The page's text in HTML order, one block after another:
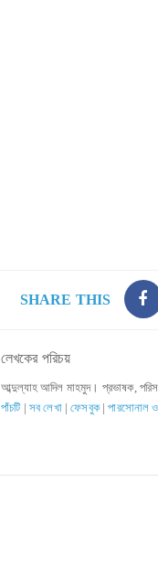
SHARE THIS
লেখকের পরিচয়
আব্দুল্যাহ আদিল মাহমুদ। প্রভাষক,
পাঁচটি | সব লেখা|ফেসবুক|পারসোনাল